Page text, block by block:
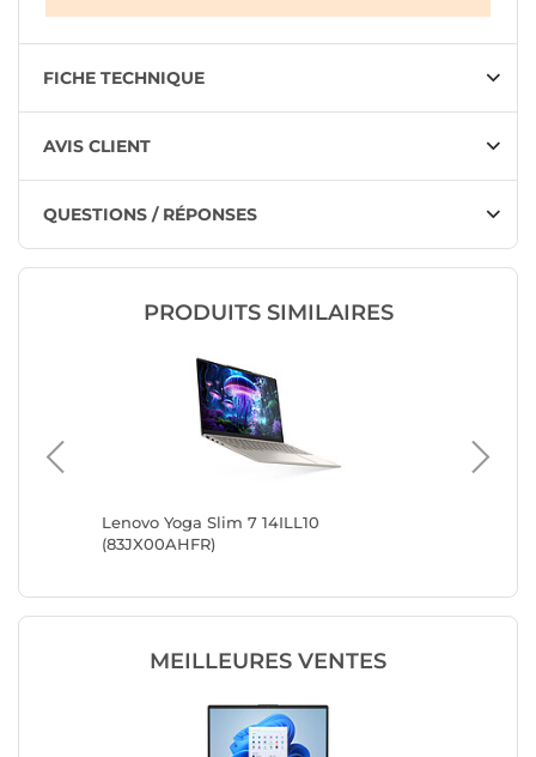
FICHE TECHNIQUE
AVIS CLIENT
QUESTIONS / RÉPONSES
PRODUITS SIMILAIRES
Lenovo Yoga Slim 7 14ILL10
(83JX00AHFR)
MEILLEURES VENTES